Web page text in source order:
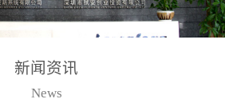
空
、
火
高可靠的系统抗干扰技术
等多项专利技术和专有技
警领域三十多年技术积累
和工程实践的结晶。
新闻资讯
News